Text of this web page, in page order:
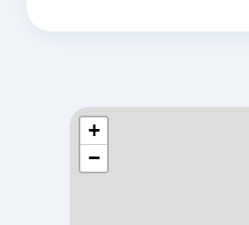
stazione di
16162
+
−